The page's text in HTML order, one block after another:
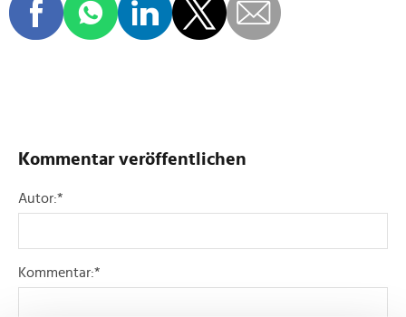
Kommentar veröffentlichen
Autor:*
Kommentar:*